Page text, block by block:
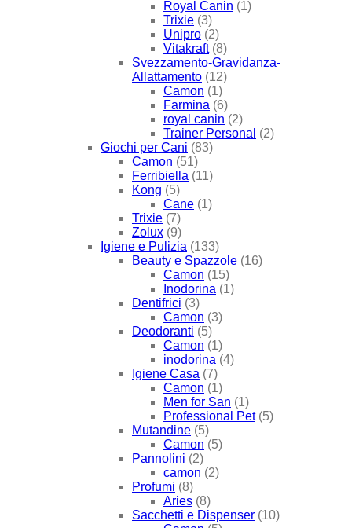
Royal Canin (1)
Trixie (3)
Unipro (2)
Vitakraft (8)
Svezzamento-Gravidanza-
Allattamento (12)
Camon (1)
Farmina (6)
royal canin (2)
Trainer Personal (2)
Giochi per Cani (83)
Camon (51)
Ferribiella (11)
Kong (5)
Cane (1)
Trixie (7)
Zolux (9)
Igiene e Pulizia (133)
Beauty e Spazzole (16)
Camon (15)
Inodorina (1)
Dentifrici (3)
Camon (3)
Deodoranti (5)
Camon (1)
inodorina (4)
Igiene Casa (7)
Camon (1)
Men for San (1)
Professional Pet (5)
Mutandine (5)
Camon (5)
Pannolini (2)
camon (2)
Profumi (8)
Aries (8)
Sacchetti e Dispenser (10)